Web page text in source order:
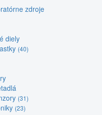
zdroje
diely
(40)
(31)
(23)